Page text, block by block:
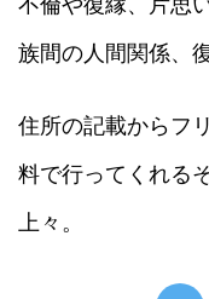
族間の人間関係、
住所の記載からフ
料で行ってくれる
上々。